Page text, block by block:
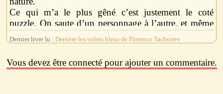
Ce qui m’a le plus gêné c’est justement le coté
puzzle. On saute d’un personnage à l’autre, et même
s’il y a des repères graphiques sur lesquels s’appuyer,
j’ai trouvé l’exercice un peu difficile.
L’auteur utilise cet aspect patchwork pour nous
Dernier livre lu :Derrière les volets bleus de Florence Tachoires
Vous devez être connecté pour ajouter un commentaire.